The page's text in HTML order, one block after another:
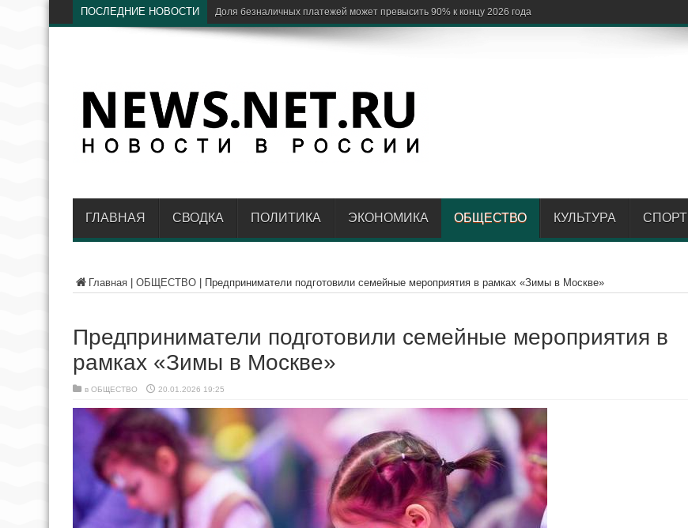
ПОСЛЕДНИЕ НОВОСТИ ЦБ: доля Visa и
ГЛАВНАЯ СВОДКА ПОЛИТИКА ЭКОНОМИКА ОБЩЕСТВО КУЛЬТУРА СПОРТ
Главная ОБЩЕСТВО Предприниматели подготовили семейные мероприятия в рамках «Зимы в Москве»
Предприниматели подготовили семейные мероприятия в
рамках «Зимы в Москве»
в ОБЩЕСТВО 20.01.2026 19:25